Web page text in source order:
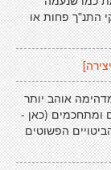
התנ"ך פחות או
אוהב יותר
(כאן -
הפשוטים